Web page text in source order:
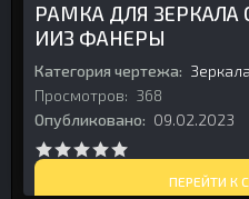
РАМКА ДЛЯ ЗЕРКАЛА
ИИЗ ФАНЕРЫ
Категория чертежа:
Просмотров: 368
Опубликовано: 09.02.2023
ПЕРЕЙТИ К